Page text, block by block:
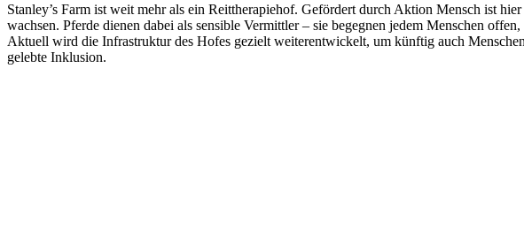
Stanley’s Farm ist weit mehr als ein Reittherapiehof. Gefördert durch Aktion Mensch ist
wachsen. Pferde dienen dabei als sensible Vermittler – sie begegnen jedem Menschen
Aktuell wird die Infrastruktur des Hofes gezielt weiterentwickelt, um künftig auch
gelebte Inklusion.